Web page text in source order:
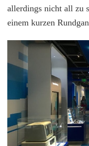
allerdings nicht all zu
einem kurzen